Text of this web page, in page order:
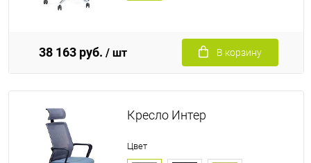
38 163 руб. / шт В корзину
Кресло Интер
Цвет